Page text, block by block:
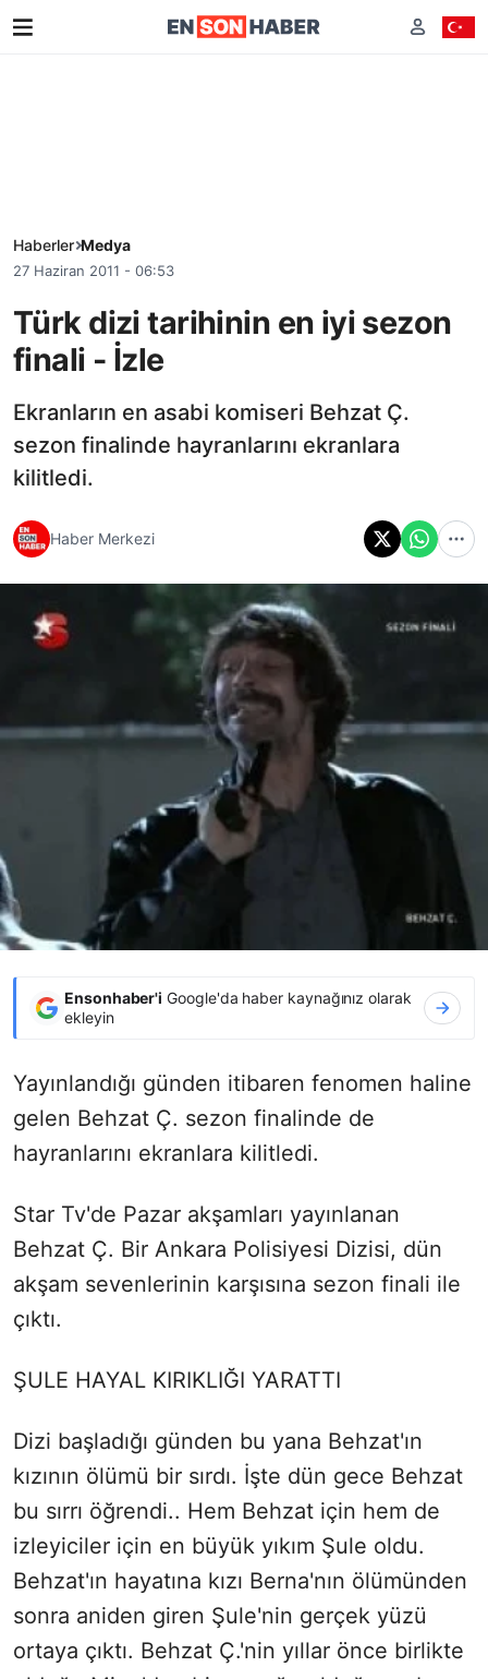
Haberler Medya
27 Haziran 2011 - 06:53
Türk dizi tarihinin en iyi sezon
finali - İzle
Ekranların en asabi komiseri Behzat Ç.
sezon finalinde hayranlarını ekranlara
kilitledi.
Haber Merkezi
Ensonhaber'i Google'da haber kaynağınız olarak
ekleyin
Yayınlandığı günden itibaren fenomen haline
gelen Behzat Ç. sezon finalinde de
hayranlarını ekranlara kilitledi.
Star Tv'de Pazar akşamları yayınlanan
Behzat Ç. Bir Ankara Polisiyesi Dizisi, dün
akşam sevenlerinin karşısına sezon finali ile
çıktı.
ŞULE HAYAL KIRIKLIĞI YARATTI
Dizi başladığı günden bu yana Behzat'ın
kızının ölümü bir sırdı. İşte dün gece Behzat
bu sırrı öğrendi.. Hem Behzat için hem de
izleyiciler için en büyük yıkım Şule oldu.
Behzat'ın hayatına kızı Berna'nın ölümünden
sonra aniden giren Şule'nin gerçek yüzü
ortaya çıktı. Behzat Ç.'nin yıllar önce birlikte